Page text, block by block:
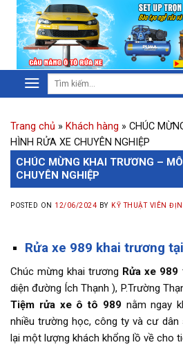
Trang chủ » Khách hàng » CHÚC
HÌNH RỬA XE CHUYÊN NGHIỆP
CHÚC MỪNG KHAI TRƯƠNG –
CHUYÊN NGHIỆP
POSTED ON 12/06/2024 BY KỸ THUẬT VIÊN
Rửa xe 989 khai trương
Chúc mừng khai trương Rửa xe 989
diện đường Ích Thạnh ), P.Trường
Tiệm rửa xe ô tô 989nằm ngay
nhiều trường học, công ty và cư dân
lại một lượng khách khổng lồ về cho